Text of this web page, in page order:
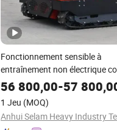
Fonctionnement sensible à
entraînement non électrique
sans fil d'équipement de
56 800,00-57
1 Jeu (MOQ)